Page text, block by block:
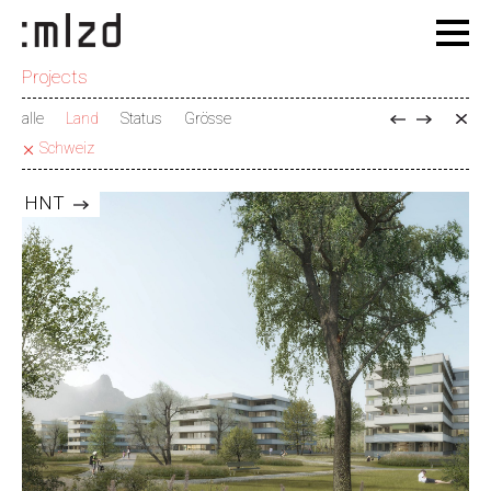
Projects
alle Land Status
Grösse
Schweiz
HNT